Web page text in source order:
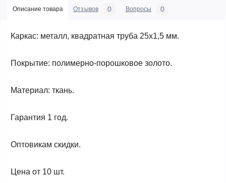
Описание товара Отзывов 0 Вопросы 0
Каркас: металл, квадратная труба 25х1,5 мм.
Покрытие: полимерно-порошковое золото.
Материал: ткань.
Гарантия 1 год.
Оптовикам скидки.
Цена от 10 шт.